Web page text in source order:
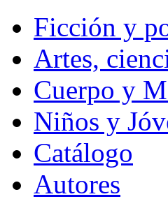
Ficción y
Artes,
Cuerpo y
Niños y
Catálogo
Autores